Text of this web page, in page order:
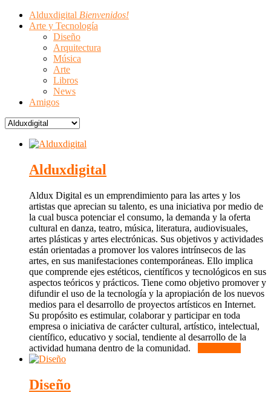
Alduxdigital Bienvenidos!
Arte y Tecnología
Diseño
Arquitectura
Música
Arte
Libros
News
Amigos
Alduxdigital
Aldux Digital es un emprendimiento para las artes y los
artistas que aprecian su talento, es una iniciativa por medio de
la cual busca potenciar el consumo, la demanda y la oferta
cultural en danza, teatro, música, literatura, audiovisuales,
artes plásticas y artes electrónicas. Sus objetivos y actividades
están orientadas a promover los valores intrínsecos de las
artes, en sus manifestaciones contemporáneas. Ello implica
que comprende ejes estéticos, científicos y tecnológicos en sus
aspectos teóricos y prácticos. Tiene como objetivo promover y
difundir el uso de la tecnología y la apropiación de los nuevos
medios para el desarrollo de proyectos artísticos en Internet.
Su propósito es estimular, colaborar y participar en toda
empresa o iniciativa de carácter cultural, artístico, intelectual,
científico, educativo y social, tendiente al desarrollo de la
actividad humana dentro de la comunidad.
Diseño